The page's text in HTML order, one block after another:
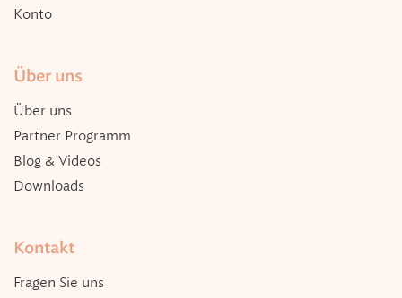
Konto
Über uns
Über uns
Partner Programm
Blog & Videos
Downloads
Kontakt
Fragen Sie uns